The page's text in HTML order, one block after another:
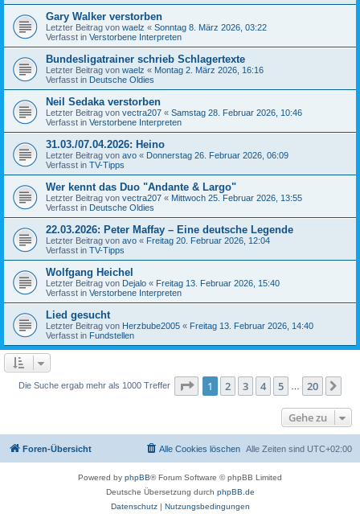
Gary Walker verstorben
Letzter Beitrag von waelz « Sonntag 8. März 2026, 03:22
Verfasst in Verstorbene Interpreten
Bundesligatrainer schrieb Schlagertexte
Letzter Beitrag von waelz « Montag 2. März 2026, 16:16
Verfasst in Deutsche Oldies
Neil Sedaka verstorben
Letzter Beitrag von vectra207 « Samstag 28. Februar 2026, 10:46
Verfasst in Verstorbene Interpreten
31.03./07.04.2026: Heino
Letzter Beitrag von avo « Donnerstag 26. Februar 2026, 06:09
Verfasst in TV-Tipps
Wer kennt das Duo "Andante & Largo"
Letzter Beitrag von vectra207 « Mittwoch 25. Februar 2026, 13:55
Verfasst in Deutsche Oldies
22.03.2026: Peter Maffay – Eine deutsche Legende
Letzter Beitrag von avo « Freitag 20. Februar 2026, 12:04
Verfasst in TV-Tipps
Wolfgang Heichel
Letzter Beitrag von Dejalo « Freitag 13. Februar 2026, 15:40
Verfasst in Verstorbene Interpreten
Lied gesucht
Letzter Beitrag von Herzbube2005 « Freitag 13. Februar 2026, 14:40
Verfasst in Fundstellen
Die Suche ergab mehr als 1000 Treffer Seite 1von 20
1 2 3 4 5 20
Gehe zu
Foren-Übersicht Alle Zeiten sind UTC+02:00
Alle Cookies löschen
Powered by phpBB® Forum Software © phpBB Limited
Deutsche Übersetzung durch phpBB.de
Datenschutz| Nutzungsbedingungen